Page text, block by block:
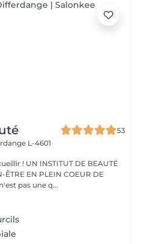
53
L-4601
BEAUTÉ
ÊTRE EN PLEIN COEUR DE
être n'est pas une q...